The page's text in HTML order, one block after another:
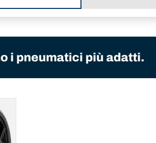
i pneumatici più adatti.